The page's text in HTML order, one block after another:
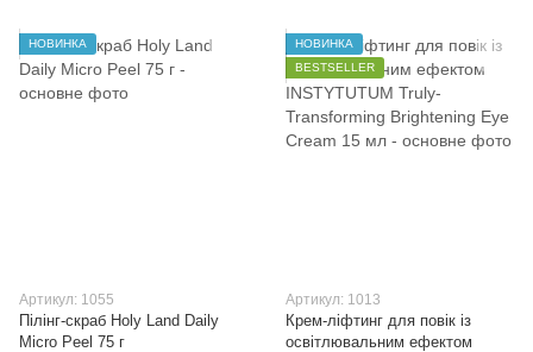
НОВИНКА
Артикул: 1055
Пілінг-скраб Holy Land Daily
Micro Peel 75 г
НОВИНКА
BESTSELLER
Артикул: 1013
Крем-ліфтинг для повік із
освітлювальним ефектом